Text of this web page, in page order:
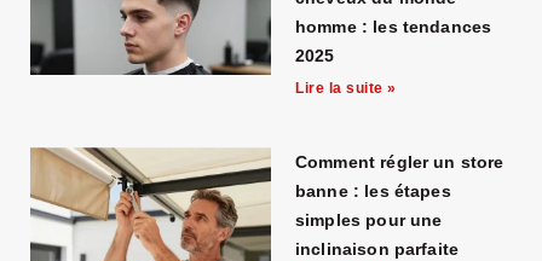
homme : les tendances
2025
Lire la suite »
Comment régler un store
banne : les étapes
simples pour une
inclinaison parfaite